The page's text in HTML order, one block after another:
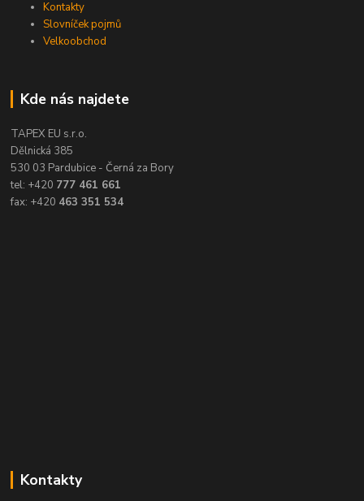
Kontakty
Slovníček pojmů
Velkoobchod
Kde nás najdete
TAPEX EU s.r.o.
Dělnická 385
530 03 Pardubice - Černá za Bory
tel: +420 777 461 661
fax: +420 463 351 534
Kontakty